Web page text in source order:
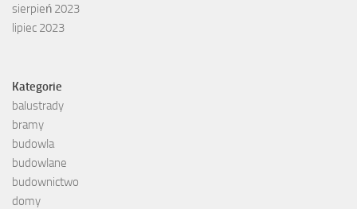
sierpień 2023
lipiec 2023
Kategorie
balustrady
bramy
budowla
budowlane
budownictwo
domy